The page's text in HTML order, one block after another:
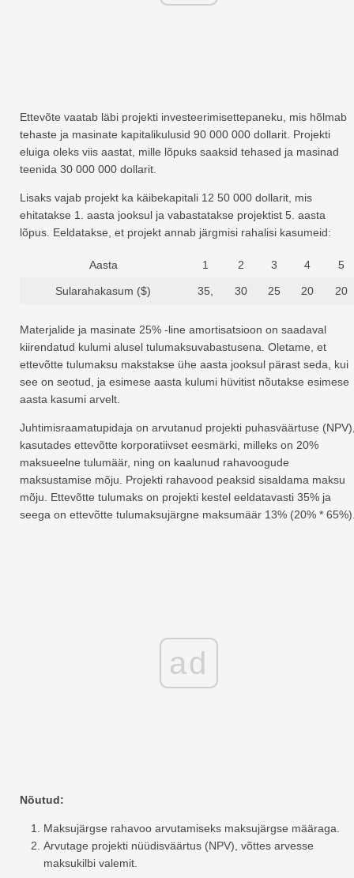
Ettevõte vaatab läbi projekti investeerimisettepaneku, mis hõlmab
tehaste ja masinate kapitalikulusid 90 000 000 dollarit. Projekti
eluiga oleks viis aastat, mille lõpuks saaksid tehased ja masinad
teenida 30 000 000 dollarit.
Lisaks vajab projekt ka käibekapitali 12 50 000 dollarit, mis
ehitatakse 1. aasta jooksul ja vabastatakse projektist 5. aasta
lõpus. Eeldatakse, et projekt annab järgmisi rahalisi kasumeid:
Aasta 1 2 3 4 5
Sularahakasum ($) 35, 30 25 20 20
Materjalide ja masinate 25% -line amortisatsioon on saadaval
kiirendatud kulumi alusel tulumaksuvabastusena. Oletame, et
ettevõtte tulumaksu makstakse ühe aasta jooksul pärast seda, kui
see on seotud, ja esimese aasta kulumi hüvitist nõutakse esimese
aasta kasumi arvelt.
Juhtimisraamatupidaja on arvutanud projekti puhasväärtuse
kasutades ettevõtte korporatiivset eesmärki, milleks on 20%
maksueelne tulumäär, ning on kaalunud rahavoogude
maksustamise mõju. Projekti rahavood peaksid sisaldama maksu
mõju. Ettevõtte tulumaks on projekti kestel eeldatavasti 35% ja
seega on ettevõtte tulumaksujärgne maksumäär 13% (20% *
ad
Nõutud:
Maksujärgse rahavoo arvutamiseks maksujärgse määraga.
Arvutage projekti nüüdisväärtus (NPV), võttes arvesse
maksukilbi valemit.